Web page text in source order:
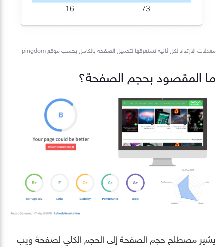
معدلات الارتداد لكل ثانية تستغرقها لتحميل الصفحة بالكامل بحسب موقع pingdom
ما المقصود بحجم الصفحة؟
يشير مصطلح حجم الصفحة إلى الحجم الكلي لصفحة ويب